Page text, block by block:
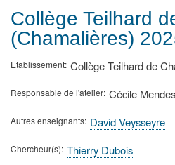
d'Ariane
Collège Teilhard
(Chamalières)
Etablissement Collège Teilhard de
Responsable de l'atelier Cécile Mendes
Autres enseignants David Veysseyre
Chercheur(s) Thierry Dubois